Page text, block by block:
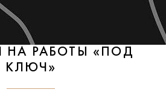
НА РАБОТЫ «ПОД
КЛЮЧ»